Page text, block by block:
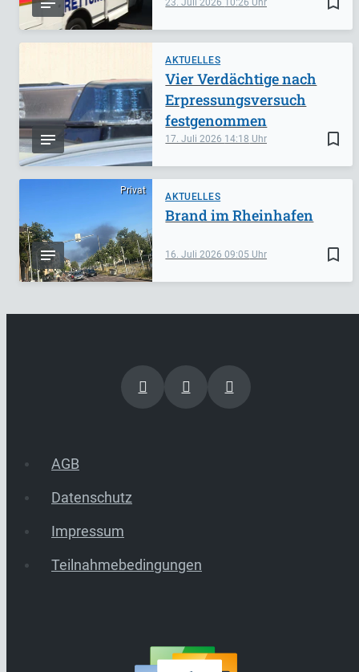
AKTUELLES
bookmark_border
17. Juli 2026 14:18
Vier Verdächtige nach
Erpressungsversuch
festgenommen
Privat
AKTUELLES
bookmark_border
16. Juli 202609:05
Brand im Rheinhafen
AGB
Datenschutz
Impressum
Teilnahmebedingungen